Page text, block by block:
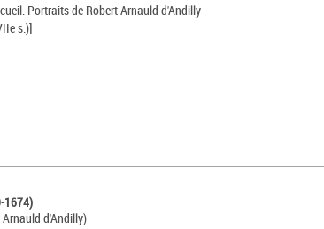
Portraits de Robert Arnauld d'Andilly
s.)]
1674)
d'Andilly)